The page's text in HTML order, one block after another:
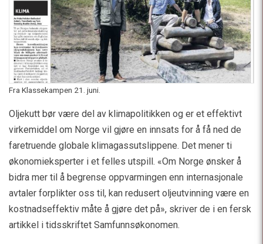
Fra Klassekampen 21. juni.
Oljekutt bør være del av klimapolitikken og er et effektivt
virkemiddel om Norge vil gjøre en innsats for å få ned de
faretruende globale klimagassutslippene. Det mener ti
økonomieksperter i et felles utspill. «Om Norge ønsker å
bidra mer til å begrense oppvarmingen enn internasjonale
avtaler forplikter oss til, kan redusert oljeutvinning være en
kostnadseffektiv måte å gjøre det på», skriver de i en fersk
artikkel i tidsskriftet Samfunnsøkonomen.